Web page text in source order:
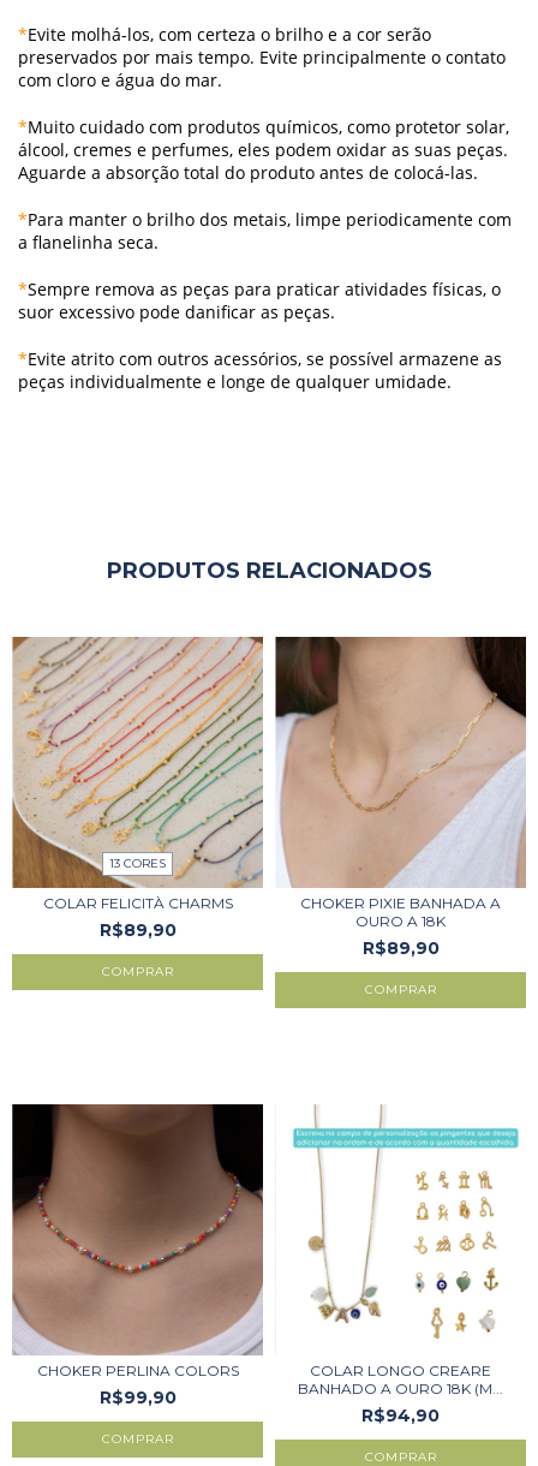
*Evite molhá-los, com certeza o brilho e a cor serão
preservados por mais tempo. Evite principalmente o contato
com cloro e água do mar.
*Muito cuidad o com produtos químicos, como protetor solar,
álcool, cremes e perfumes, eles podem oxidar as suas peças.
Aguarde a absorção total do produto antes de colocá-las.
*Para manter o brilho dos metais, limpe periodicamente com
a flanelinha seca.
*Sempre remova as peças para praticar atividades físicas, o
suor excessivo pode danificar as peças.
*Evite atrito com outros acessórios, se possível armazene as
peças individualmente e longe de qualquer umidade.
PRODUTOS RELACIONADOS
13 CORES
COLAR FELICITÀ CHARMS
R$89,90
COMPRAR
CHOKER PIXIE BANHADA A
OURO A 18K
R$89,90
CHOKER PERLINA COLORS
R$99,90
COLAR LONGO CREARE
BANHADO A OURO 18K (M...
R$94,90
COMPRAR